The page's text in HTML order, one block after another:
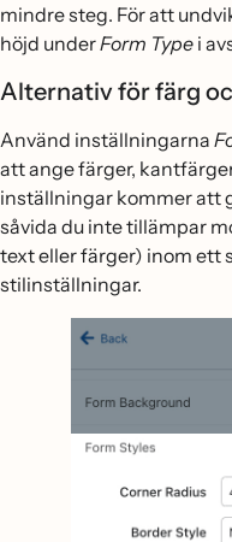
mindre steg. För att
höjd underForm Type i
Alternativ för färg
Använd inställningarna
att ange färger,
inställningar kommer att
såvida du inte tillämpar
text eller färger) inom ett
stilinställningar.